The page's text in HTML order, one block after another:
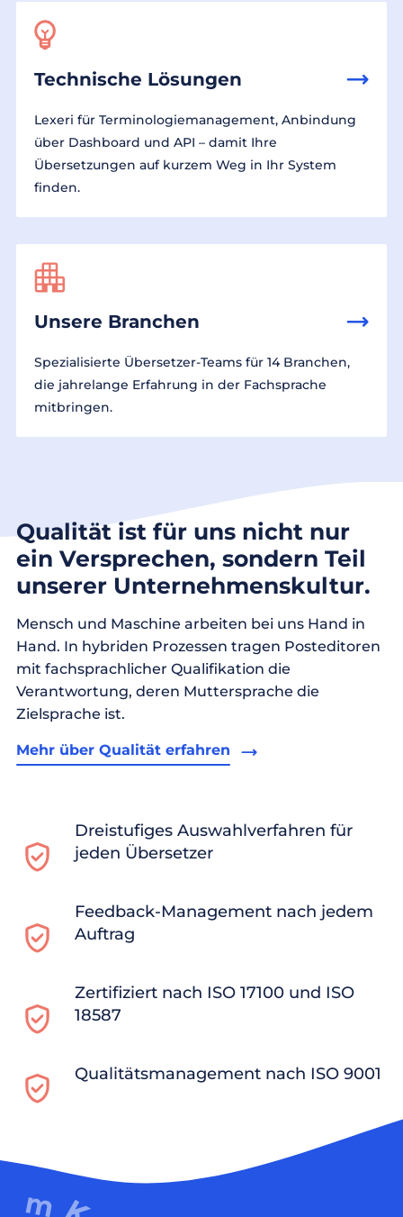
Technische Lösungen
Lexeri für Terminologiemanagement, Anbindung
über Dashboard und API – damit Ihre
Übersetzungen auf kurzem Weg in Ihr System
finden.
Unsere Branchen
Spezialisierte Übersetzer-Teams für 14 Branchen,
die jahrelange Erfahrung in der Fachsprache
mitbringen.
Qualität ist für uns nicht nur
ein Versprechen, sondern Teil
unserer Unternehmenskultur.
Mensch und Maschine arbeiten bei uns Hand in
Hand. In hybriden Prozessen tragen Posteditoren
mit fachsprachlicher Qualifikation die
Verantwortung, deren Muttersprache die
Zielsprache ist.
Mehr über Qualität erfahren
Dreistufiges Auswahlverfahren für
jeden Übersetzer
Feedback-Management nach jedem
Auftrag
Zertifiziert nach ISO 17100 und ISO
18587
Qualitätsmanagement nach ISO 9001